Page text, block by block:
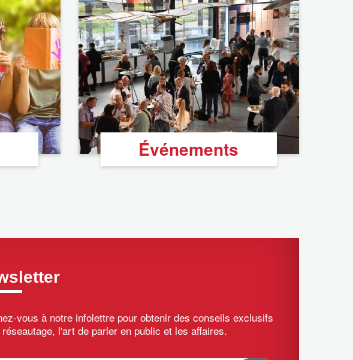
Événements
vous à notre infolettre pour obtenir des conseils exclusifs
l'art de parler en public et les affaires.